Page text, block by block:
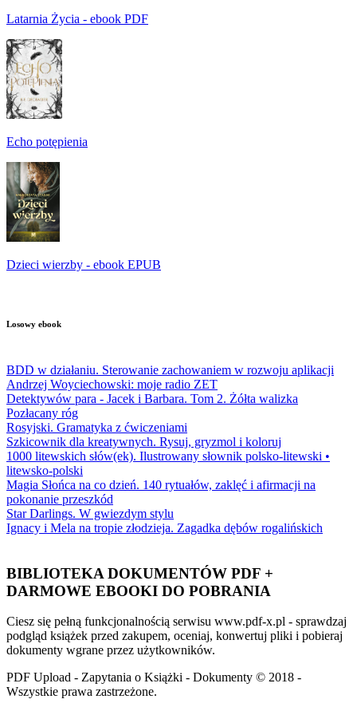
Latarnia Życia - ebook PDF
Echo potępienia
Dzieci wierzby - ebook EPUB
Losowy ebook
BDD w działaniu. Sterowanie zachowaniem w rozwoju aplikacji
Andrzej Woyciechowski: moje radio ZET
Detektywów para - Jacek i Barbara. Tom 2. Żółta walizka
Pozłacany róg
Rosyjski. Gramatyka z ćwiczeniami
Szkicownik dla kreatywnych. Rysuj, gryzmol i koloruj
1000 litewskich słów(ek). Ilustrowany słownik polsko-litewski •
litewsko-polski
Magia Słońca na co dzień. 140 rytuałów, zaklęć i afirmacji na
pokonanie przeszkód
Star Darlings. W gwiezdym stylu
Ignacy i Mela na tropie złodzieja. Zagadka dębów rogalińskich
BIBLIOTEKA DOKUMENTÓW PDF +
DARMOWE EBOOKI DO POBRANIA
Ciesz się pełną funkcjonalnością serwisu www.pdf-x.pl - sprawdzaj
podgląd książek przed zakupem, oceniaj, konwertuj pliki i pobieraj
dokumenty wgrane przez użytkowników.
PDF Upload - Zapytania o Książki - Dokumenty © 2018 -
Wszystkie prawa zastrzeżone.